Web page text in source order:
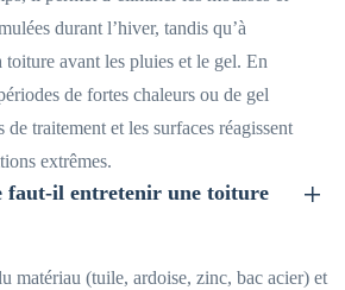
durant l’hiver, tandis qu’à
toiture avant les pluies et le gel. En
de fortes chaleurs ou de gel
traitement et les surfaces réagissent
extrêmes.
faut-il entretenir une toiture
matériau (tuile, ardoise, zinc, bac acier) et